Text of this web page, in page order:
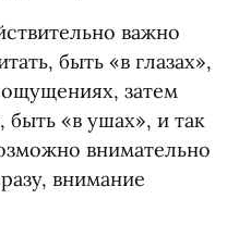
важно
быть «в глазах»,
ощущениях, затем
быть «в ушах», и так
внимательно
внимание